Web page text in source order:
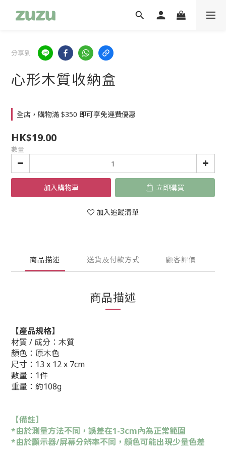
分享到
心形木質收納盒
全店，購物滿 $350 即可享免運費優惠
HK$19.00
數量
加入購物車 立即購買
加入追蹤清單
商品描述 送貨及付款方式 顧客評價
商品描述
【產品規格】
材質 / 成分：木質
顏色：原木色
尺寸：13 x 12 x 7cm
數量：1件
重量：約108g
【備註】
*由於測量方法不同，誤差在1-3cm內為正常範圍
*由於顯示器/屏幕分辨率不同，顏色可能出現少量色差